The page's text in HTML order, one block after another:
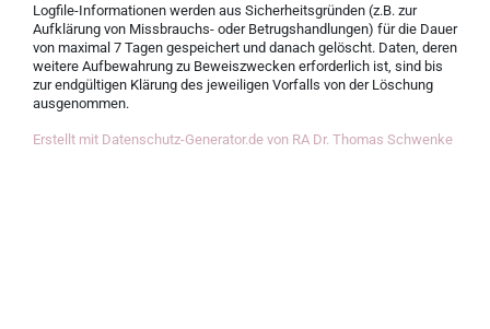
Logfile-Informationen werden aus Sicherheitsgründen (z.B. zur
Aufklärung von Missbrauchs- oder Betrugshandlungen) für die Dauer
von maximal 7 Tagen gespeichert und danach gelöscht. Daten, deren
weitere Aufbewahrung zu Beweiszwecken erforderlich ist, sind bis
zur endgültigen Klärung des jeweiligen Vorfalls von der Löschung
ausgenommen.
Erstellt mit Datenschutz-Generator.de von RA Dr. Thomas Schwenke